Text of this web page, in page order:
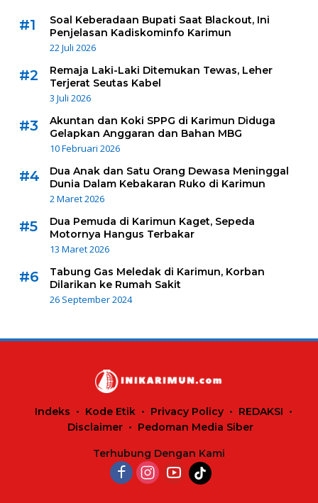
#1
Soal Keberadaan Bupati Saat Blackout, Ini
Penjelasan Kadiskominfo Karimun
22 Juli 2026
#2
Remaja Laki-Laki Ditemukan Tewas, Leher
Terjerat Seutas Kabel
3 Juli 2026
#3
Akuntan dan Koki SPPG di Karimun Diduga
Gelapkan Anggaran dan Bahan MBG
10 Februari 2026
#4
Dua Anak dan Satu Orang Dewasa Meninggal
Dunia Dalam Kebakaran Ruko di Karimun
2 Maret 2026
#5
Dua Pemuda di Karimun Kaget, Sepeda
Motornya Hangus Terbakar
13 Maret 2026
#6
Tabung Gas Meledak di Karimun, Korban
Dilarikan ke Rumah Sakit
26 September 2024
Indeks Kode Etik Privacy Policy
REDAKSI
Disclaimer
Pedoman Media Siber
Terhubung Dengan Kami